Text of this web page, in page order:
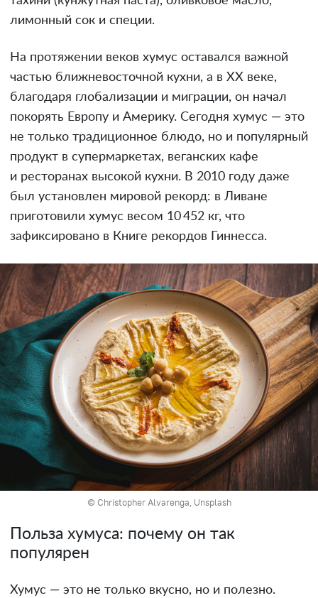
лимонный сок и специи.
На протяжении веков хумус оставался важной
частью ближневосточной кухни, а в XX веке,
благодаря глобализации и миграции, он начал
покорять Европу и Америку. Сегодня хумус — это
не только традиционное блюдо, но и популярный
продукт в супермаркетах, веганских кафе
и ресторанах высокой кухни. В 2010 году даже
был установлен мировой рекорд: в Ливане
приготовили хумус весом 10 452 кг, что
зафиксировано в Книге рекордов Гиннесса.
© Christopher Alvarengа, Unsplash
Польза хумуса: почему он так
популярен
Хумус — это не только вкусно, но и полезно.